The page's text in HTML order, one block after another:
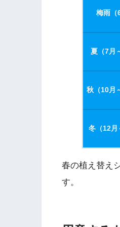
梅雨（
夏（7月
秋（10月
冬（12月
春の植え替え
す。